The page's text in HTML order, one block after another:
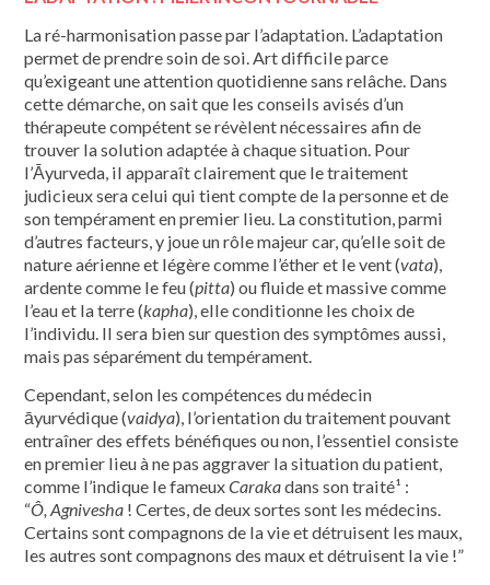
La ré-harmonisation passe par l’adaptation. L’adaptation
permet de prendre soin de soi. Art difficile parce
qu’exigeant une attention quotidienne sans relâche. Dans
cette démarche, on sait que les conseils avisés d’un
thérapeute compétent se révèlent nécessaires afin de
trouver la solution adaptée à chaque situation. Pour
l’Āyurveda, il apparaît clairement que le traitement
judicieux sera celui qui tient compte de la personne et de
son tempérament en premier lieu. La constitution, parmi
d’autres facteurs, y joue un rôle majeur car, qu’elle soit de
nature aérienne et légère comme l’éther et le vent (vata),
ardente comme le feu (pitta) ou fluide et massive comme
l’eau et la terre (kapha), elle conditionne les choix de
l’individu. Il sera bien sur question des symptômes aussi,
mais pas séparément du tempérament.
Cependant, selon les compétences du médecin
āyurvédique (vaidya), l’orientation du traitement pouvant
entraîner des effets bénéfiques ou non, l’essentiel consiste
en premier lieu à ne pas aggraver la situation du patient,
comme l’indique le fameuxCarakadans son traité¹ :
“Ô, Agnivesha ! Certes, de deux sortes sont les médecins.
Certains sont compagnons de la vie et détruisent les maux,
les autres sont compagnons des maux et détruisent la vie !”